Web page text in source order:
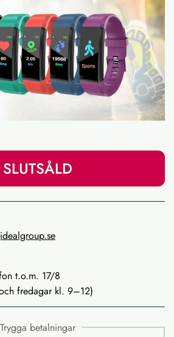
SLUTSÅLD
t.o.m. 17/8
fredagar kl. 9–12)
Trygga betalningar